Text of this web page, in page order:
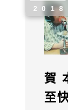
2018
賀
至